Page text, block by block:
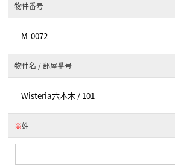
物件番号
物件名 / 部屋番号
※姓